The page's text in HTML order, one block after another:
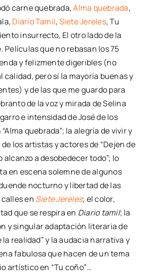
carne quebrada,Alma quebrada,
Diario Tamil, Siete Jereles, Tu
insurrecto, El otro lado de la
Películas que no rebasan los 75
y felizmente digeribles (no
calidad, pero sí la mayoría buenas y
y de las que me guardo para
de la voz y mirada de Selina
e intensidad de José de los
quebrada”; la alegría de vivir y
los artistas y actores de “Dejen de
alcanzo a desobedecer todo”; lo
en escena solemne de algunos
nocturno y libertad de las
en Siete Jereles; el color,
que se respira en Diario tamil; la
y singular adaptación literaria de
la realidad” y la audacia narrativa y
fabulosa que hacen de un tema
artístico en “Tu coño”…